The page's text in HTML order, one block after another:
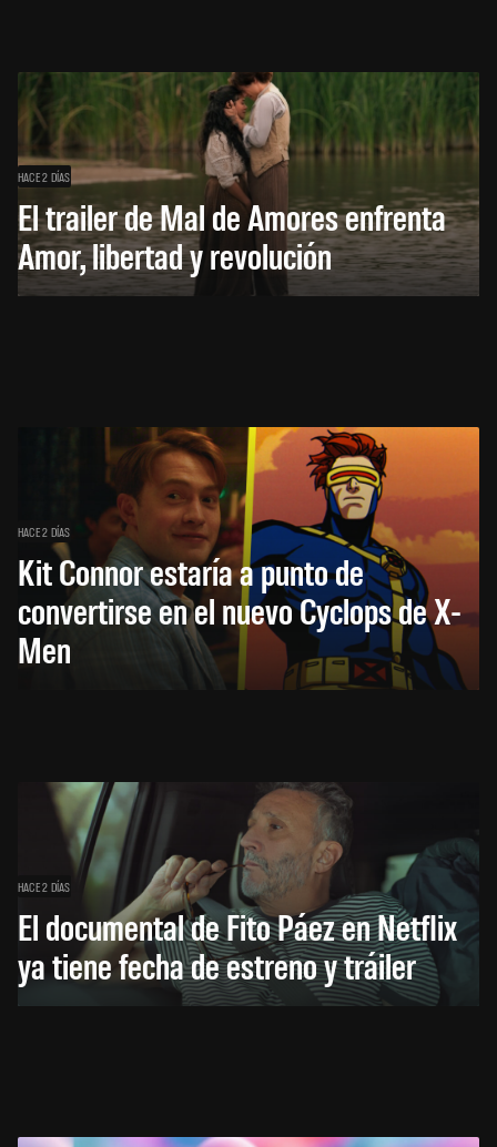
HACE 2 DÍAS
El trailer de Mal de Amores enfrenta
Amor, libertad y revolución
HACE 2 DÍAS
Kit Connor estaría a punto de
convertirse en el nuevo Cyclops de X-
Men
HACE 2 DÍAS
El documental de Fito Páez en Netflix
ya tiene fecha de estreno y tráiler